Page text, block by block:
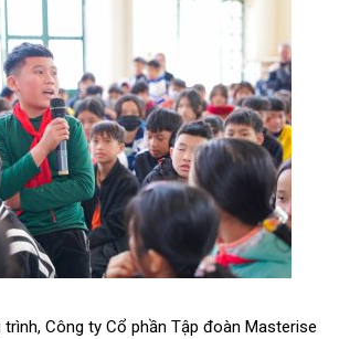
Công ty Cổ phần Tập đoàn Masterise